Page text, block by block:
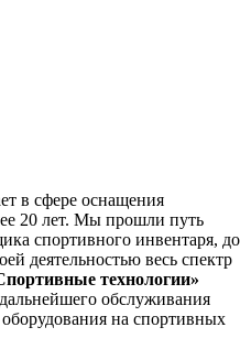
в сфере оснащения
20 лет. Мы прошли путь
спортивного инвентаря, до
деятельностью весь спектр
технологии»
обслуживания
на спортивных